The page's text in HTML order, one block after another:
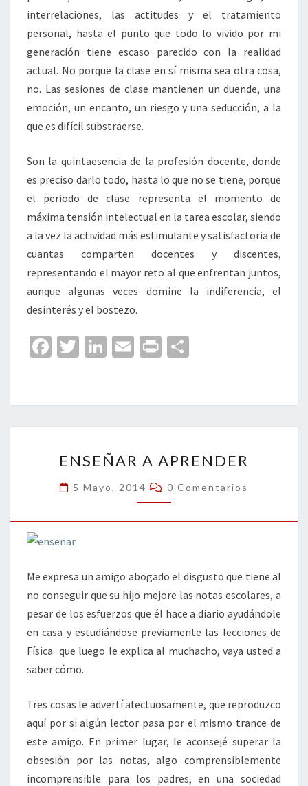
interrelaciones, las actitudes y el tratamiento
personal, hasta el punto que todo lo vivido por mi
generación tiene escaso parecido con la realidad
actual. No porque la clase en sí misma sea otra cosa,
no. Las sesiones de clase mantienen un duende, una
emoción, un encanto, un riesgo y una seducción, a la
que es difícil substraerse.
Son la quintaesencia de la profesión docente, donde
es preciso darlo todo, hasta lo que no se tiene, porque
el periodo de clase representa el momento de
máxima tensión intelectual en la tarea escolar, siendo
a la vez la actividad más estimulante y satisfactoria de
cuantas comparten docentes y discentes,
representando el mayor reto al que enfrentan juntos,
aunque algunas veces domine la indiferencia, el
desinterés y el bostezo.
Fa
o
o
k
T
er
Li
dI
n
E
l
Pr
p
ar
tir
A
APRENDER
ENSEÑAR A APRENDER
5 Mayo, 2014 Comentarios
0 Comentarios
Me expresa un amigo abogado el disgusto que tiene al
no conseguir que su hijo mejore las notas escolares, a
pesar de los esfuerzos que él hace a diario ayudándole
en casa y estudiándose previamente las lecciones de
Física que luego le explica al muchacho, vaya usted a
saber cómo.
Tres cosas le advertí afectuosamente, que reproduzco
aquí por si algún lector pasa por el mismo trance de
este amigo. En primer lugar, le aconsejé superar la
obsesión por las notas, algo comprensiblemente
incomprensible para los padres, en una sociedad